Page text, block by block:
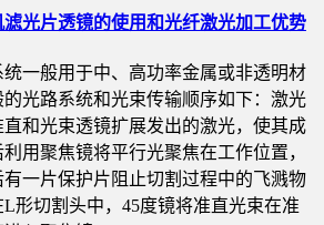
光片透镜的使用和光纤激光加工优势
一般用于中、高功率金属或非透明材
光路系统和光束传输顺序如下：激光
和光束透镜扩展发出的激光，使其成
用聚焦镜将平行光聚焦在工作位置，
有一片保护片阻止切割过程中的飞溅物
形切割头中，45度镜将准直光束在准